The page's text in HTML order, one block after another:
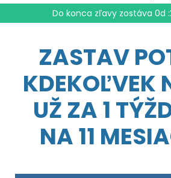
Do konca zľavy zostáva 0d
ZASTAV
KDEKOĽVEK
UŽ ZA 1
NA 11